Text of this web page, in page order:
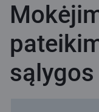
sąlygos